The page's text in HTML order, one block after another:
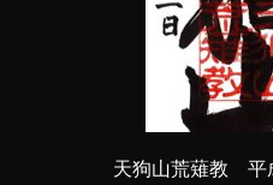
天狗山荒薙教 平